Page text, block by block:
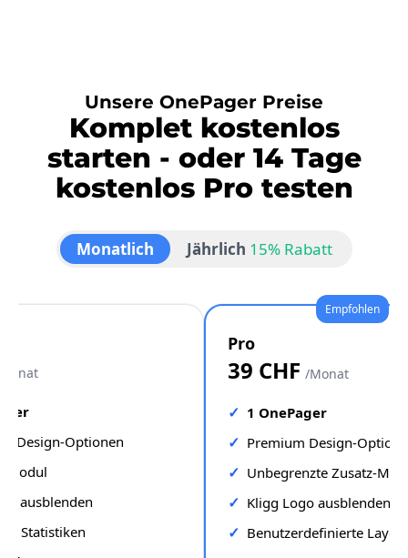
Unsere OnePager Preise
Komplet kostenlos
starten - oder 14 Tage
kostenlos Pro testen
Monatlich Jährlich 15% Rabatt
Design-Optionen
Modul
ausblenden
Statistiken
Pro
39 CHF /Monat
1 OnePager
Premium Design-
Unbegrenzte Zusatz-
Kligg Logo ausblenden
Benutzerdefinierte